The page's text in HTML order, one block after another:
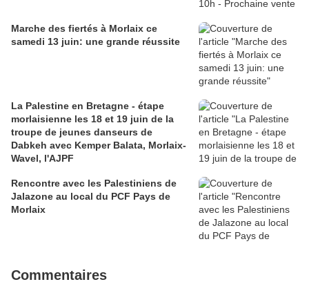
Marche des fiertés à Morlaix ce
samedi 13 juin: une grande réussite
La Palestine en Bretagne - étape
morlaisienne les 18 et 19 juin de la
troupe de jeunes danseurs de
Dabkeh avec Kemper Balata, Morlaix-
Wavel, l'AJPF
Rencontre avec les Palestiniens de
Jalazone au local du PCF Pays de
Morlaix
Commentaires